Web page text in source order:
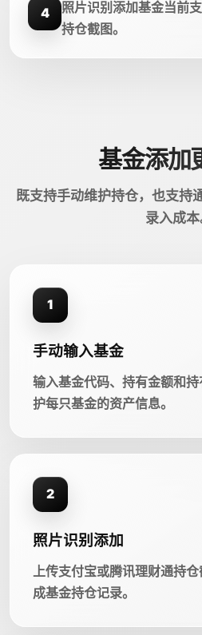
4
照片识别添加基金当前
持仓截图。
基金添加
既支持手动维护持仓，也支持
录入成本
1
手动输入基金
输入基金代码、持有金额和
护每只基金的资产信息。
2
照片识别添加
上传支付宝或腾讯理财通持
成基金持仓记录。